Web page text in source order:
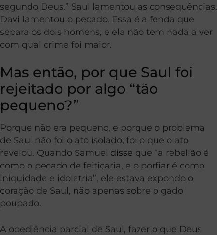
segundo Deus.” Saul lamentou as consequências.
Davi lamentou o pecado. Essa é a fenda que
separa os dois homens, e ela não tem nada a ver
com qual crime foi maior.
Mas então, por que Saul foi
rejeitado por algo “tão
pequeno?”
Porque não era pequeno, e porque o problema
de Saul não foi o ato isolado, foi o que o ato
revelou. Quando Samuel disse que “a rebelião é
como o pecado de feitiçaria, e o porfiar é como
iniquidade e idolatria”, ele estava expondo o
coração de Saul, não apenas sobre o gado
poupado.
A obediência parcial de Saul, fazer o que Deus